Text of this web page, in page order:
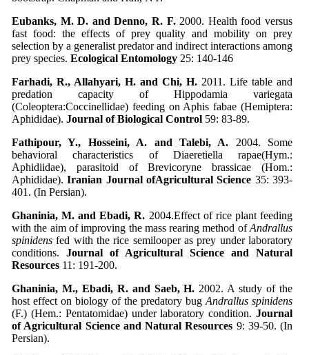
Eubanks, M. D. and Denno, R. F. 2000. Health food versus
fast food: the effects of prey quality and mobility on prey
selection by a generalist predator and indirect interactions among
prey species. Ecological Entomology 25: 140-146
Farhadi, R., Allahyari, H. and Chi, H. 2011. Life table and
predation capacity of Hippodamia variegata
(Coleoptera:Coccinellidae) feeding on Aphis fabae (Hemiptera:
Aphididae). Journal of Biological Control 59: 83-89.
Fathipour, Y., Hosseini, A. and Talebi, A. 2004. Some
behavioral characteristics of Diaeretiella rapae(Hym.:
Aphidiidae), parasitoid of Brevicoryne brassicae (Hom.:
Aphididae).Iranian Journal ofAgricultural Science 35: 393-
401. (In Persian).
Ghaninia, M. and Ebadi, R. 2004.Effect of rice plant feeding
with the aim of improving the mass rearing method ofAndrallus
spinidens fed with the rice semilooper as prey under laboratory
conditions. Journal of Agricultural Science and Natural
Resources 11: 191-200.
Ghaninia, M., Ebadi, R. and Saeb, H. 2002. A study of the
host effect on biology of the predatory bug Andrallus spinidens
(F.) (Hem.: Pentatomidae) under laboratory condition. Journal
of Agricultural Science and Natural Resources 9: 39-50. (In
Persian).